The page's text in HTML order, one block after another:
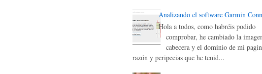
Analizando el software Garmin
Hola a todos, como habréis podido
comprobar, he cambiado la
cabecera y el dominio de mi
razón y peripecias que he tenid...